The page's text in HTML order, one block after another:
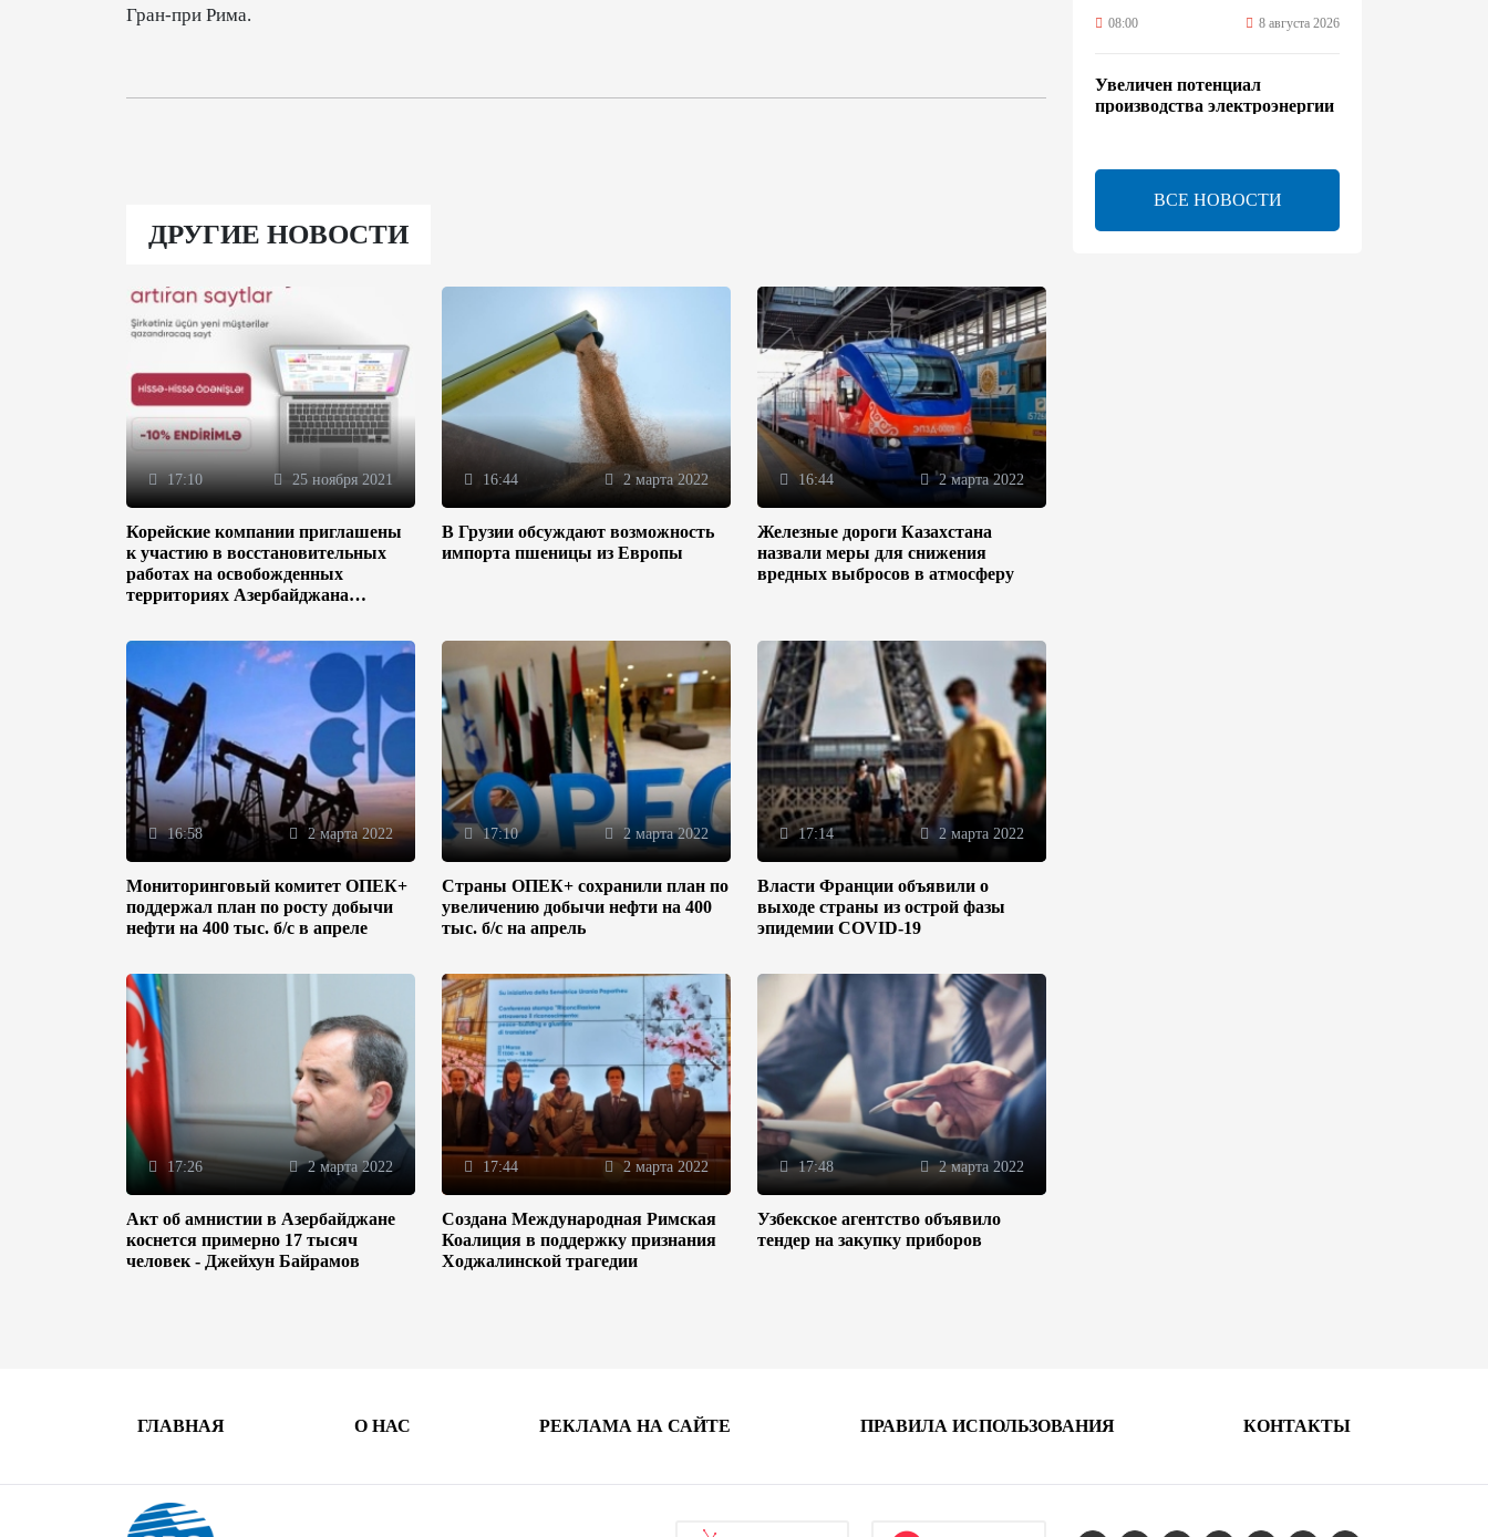
Гран-при Рима.
ДРУГИЕ НОВОСТИ
17:10 25 ноября 2021
Корейские компании приглашены
к участию в восстановительных
работах на освобожденных
территориях Азербайджана
16:44 2 марта 2022
В Грузии обсуждают возможность
импорта пшеницы из Европы
16:44 2 марта 2022
Железные дороги Казахстана
назвали меры для снижения
вредных выбросов в атмосферу
16:58 2 марта 2022
Мониторинговый комитет ОПЕК+
поддержал план по росту добычи
нефти на 400 тыс. б/с в апреле
17:10 2 марта 2022
Страны ОПЕК+ сохранили план по
увеличению добычи нефти на 400
тыс. б/с на апрель
17:14 2 марта 2022
Власти Франции объявили о
выходе страны из острой фазы
эпидемии COVID-19
17:26 2 марта 2022
Акт об амнистии в Азербайджане
коснется примерно 17 тысяч
человек - Джейхун Байрамов
17:44 2 марта 2022
Создана Международная Римская
Коалиция в поддержку признания
Ходжалинской трагедии
17:48 2 марта 2022
Узбекское агентство объявило
тендер на закупку приборов
08:00 8 августа 2026
Увеличен потенциал
производства электроэнергии
00:44 8 августа 2026
Китайская компания Jiangsu
ВСЕ НОВОСТИ
ГЛАВНАЯ О НАС РЕКЛАМА НА САЙТЕ ПРАВИЛА ИСПОЛЬЗОВАНИЯ КОНТАКТЫ